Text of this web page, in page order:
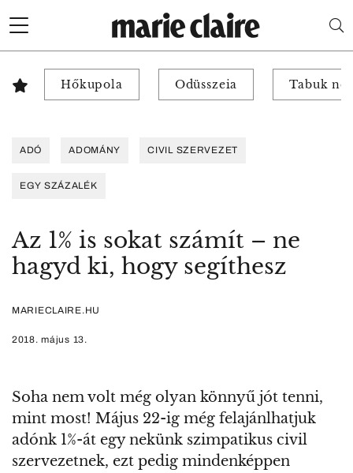
Hőkupola Odüsszeia Tabuk
ADÓ ADOMÁNY CIVIL SZERVEZET
EGY SZÁZALÉK
Az 1% is sokat számít – ne
hagyd ki, hogy segíthesz
MARIECLAIRE.HU
2018. május 13.
Soha nem volt még olyan könnyű jót tenni,
mint most! Május 22-ig még felajánlhatjuk
adónk 1%-át egy nekünk szimpatikus civil
szervezetnek, ezt pedig mindenképpen